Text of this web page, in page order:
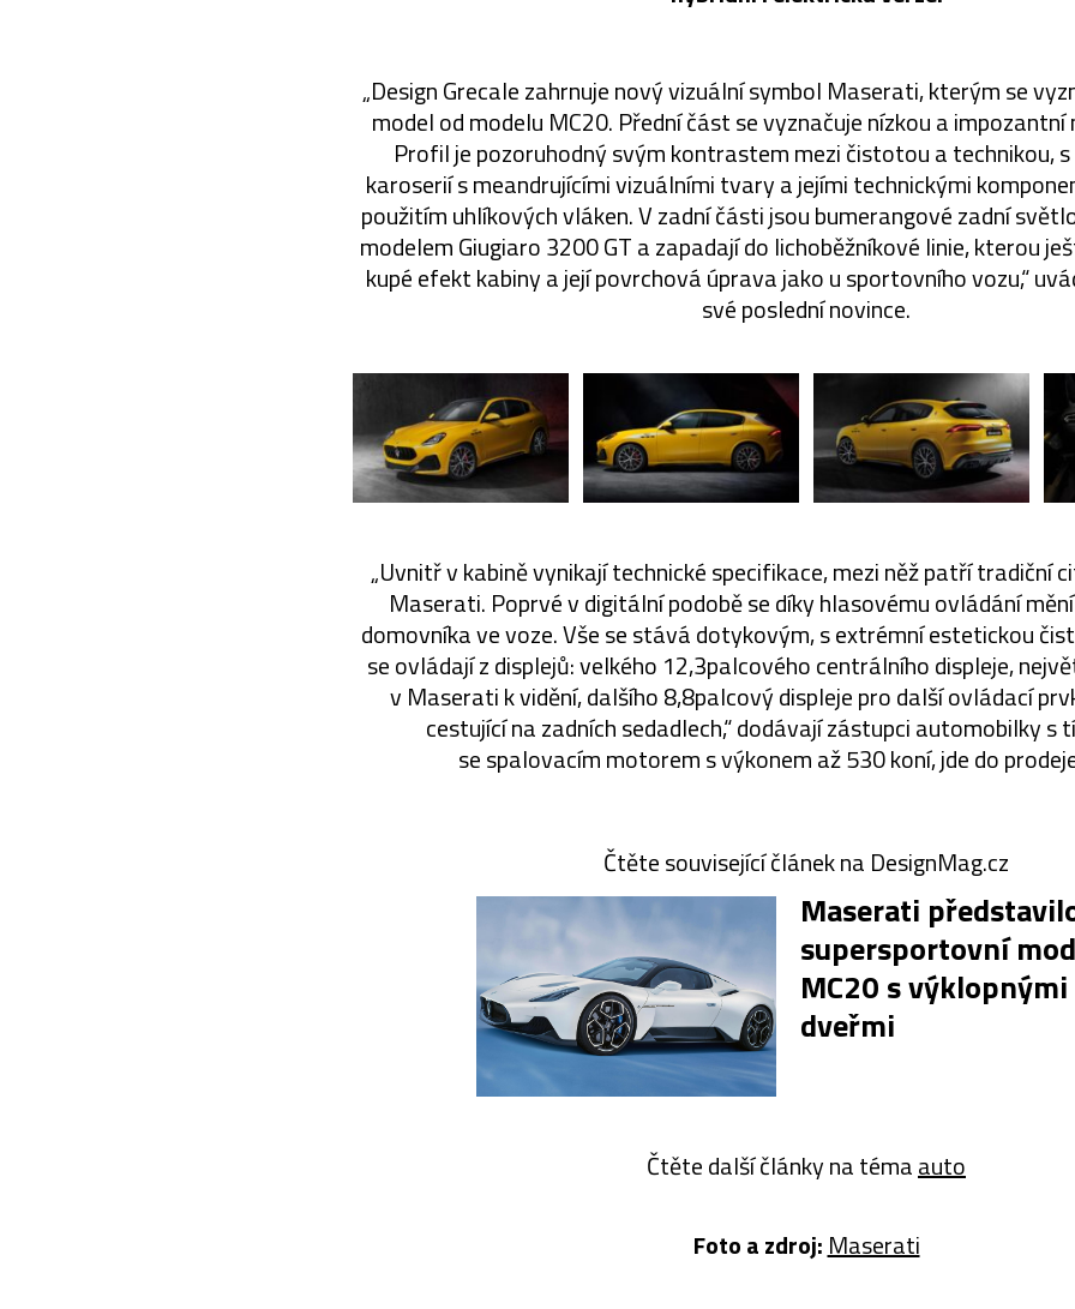
„Design Grecale zahrnuje nový vizuální symbol Maserati, kterým se
model od modelu MC20. Přední část se vyznačuje nízkou a impozantní
Profil je pozoruhodný svým kontrastem mezi čistotou a technikou,
karoserií s meandrujícími vizuálními tvary a jejími technickými
použitím uhlíkových vláken. V zadní části jsou bumerangové zadní
modelem Giugiaro 3200 GT a zapadají do lichoběžníkové linie, kterou
kupé efekt kabiny a její povrchová úprava jako u sportovního vozu,“
své poslední novince.
„Uvnitř v kabině vynikají technické specifikace, mezi něž patří tradiční
Maserati. Poprvé v digitální podobě se díky hlasovému ovládání
domovníka ve voze. Vše se stává dotykovým, s extrémní estetickou
se ovládají z displejů: velkého 12,3palcového centrálního displeje,
v Maserati k vidění, dalšího 8,8palcový displeje pro další ovládací
cestující na zadních sedadlech,“ dodávají zástupci automobilky s
se spalovacím motorem s výkonem až 530 koní, jde do
Čtěte související článek na DesignMag.cz
Maserati
supersportovní
MC20 s výklopnými
dveřmi
Čtěte další články na témaauto
Foto a zdroj: Maserati